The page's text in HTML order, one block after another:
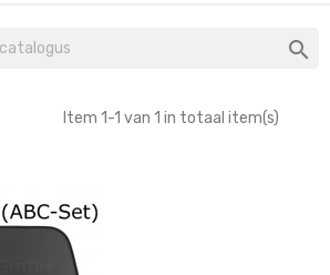

Item 1-1 van 1 in totaal item(s)